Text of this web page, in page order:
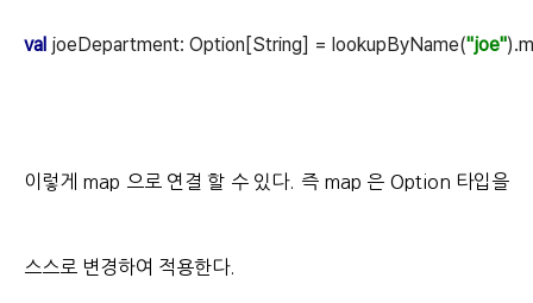
val joeDepartment: Option[String] = lookupByName("joe"
이렇게 map 으로 연결 할 수 있다. 즉 map 은 Option 타입을
스스로 변경하여 적용한다.